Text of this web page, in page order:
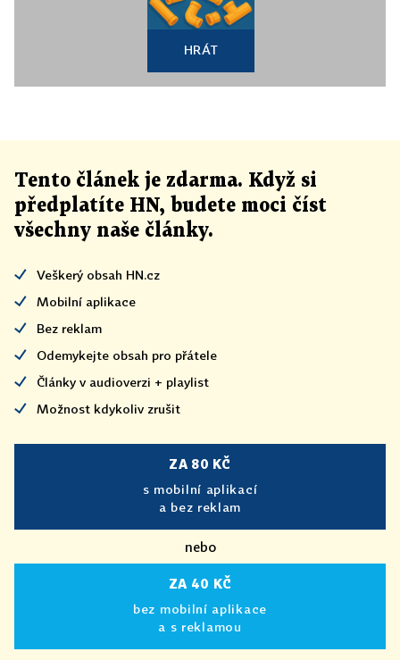
HRÁT
Tento článek je zdarma. Když si
předplatíte HN, budete moci číst
všechny naše články.
Veškerý obsah HN.cz
Mobilní aplikace
Bez reklam
Odemykejte obsah pro přátele
Články v audioverzi + playlist
Možnost kdykoliv zrušit
ZA 80 KČ
s mobilní aplikací
a bez reklam
nebo
ZA 40 KČ
bez mobilní aplikace
a s reklamou